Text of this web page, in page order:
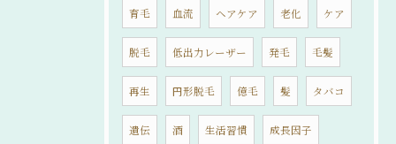
育毛 血流 ヘアケア 老化 ケア
脱毛 低出力レーザー 発毛 毛髪
再生 円形脱毛 億毛 髪 タバコ
遺伝 酒 生活習慣 成長因子